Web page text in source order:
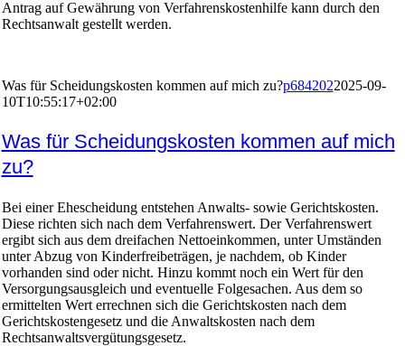
Antrag auf Gewährung von Verfahrenskostenhilfe kann durch den
Rechtsanwalt gestellt werden.
Was für Scheidungskosten kommen auf mich zu?p6842022025-09-
10T10:55:17+02:00
Was für Scheidungskosten kommen auf mich
zu?
Bei einer Ehescheidung entstehen Anwalts- sowie Gerichtskosten.
Diese richten sich nach dem Verfahrenswert. Der Verfahrenswert
ergibt sich aus dem dreifachen Nettoeinkommen, unter Umständen
unter Abzug von Kinderfreibeträgen, je nachdem, ob Kinder
vorhanden sind oder nicht. Hinzu kommt noch ein Wert für den
Versorgungsausgleich und eventuelle Folgesachen. Aus dem so
ermittelten Wert errechnen sich die Gerichtskosten nach dem
Gerichtskostengesetz und die Anwaltskosten nach dem
Rechtsanwaltsvergütungsgesetz.